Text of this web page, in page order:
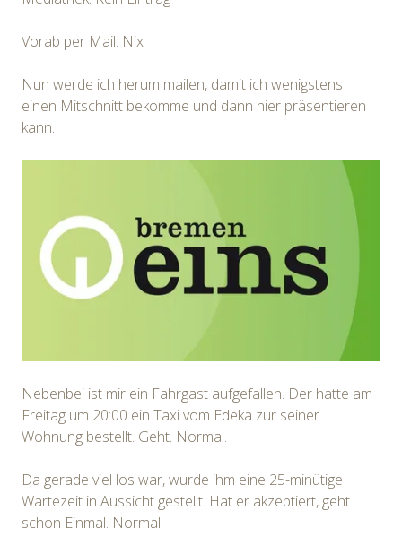
Vorab per Mail: Nix
Nun werde ich herum mailen, damit ich wenigstens
einen Mitschnitt bekomme und dann hier präsentieren
kann.
Nebenbei ist mir ein Fahrgast aufgefallen. Der hatte am
Freitag um 20:00 ein Taxi vom Edeka zur seiner
Wohnung bestellt. Geht. Normal.
Da gerade viel los war, wurde ihm eine 25-minütige
Wartezeit in Aussicht gestellt. Hat er akzeptiert, geht
schon Einmal. Normal.